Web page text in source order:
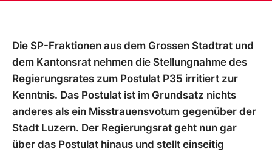
Die SP-Fraktionen aus dem Grossen Stadtrat und
dem Kantonsrat nehmen die Stellungnahme des
Regierungsrates zum Postulat P35 irritiert zur
Kenntnis. Das Postulat ist im Grundsatz nichts
anderes als ein Misstrauensvotum gegenüber der
Stadt Luzern. Der Regierungsrat geht nun gar
über das Postulat hinaus und stellt einseitig